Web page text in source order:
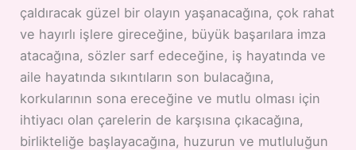
çaldıracak güzel bir olayın yaşanacağına, çok rahat
ve hayırlı işlere gireceğine, büyük başarılara imza
atacağına, sözler sarf edeceğine, iş hayatında ve
aile hayatında sıkıntıların son bulacağına,
korkularının sona ereceğine ve mutlu olması için
ihtiyacı olan çarelerin de karşısına çıkacağına,
birlikteliğe başlayacağına, huzurun ve mutluluğun